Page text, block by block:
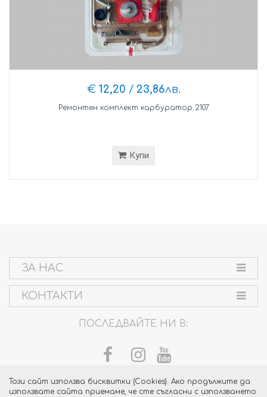
Този сайт използва бисквитки (Cookies). Ако продължите да
използвате сайта приемаме, че сте съгласни с използването
€ 12,20 / 23,86лв.
Ремонтен комплект карбуратор 2107
Купи
ЗА НАС
КОНТАКТИ
ПОСЛЕДВАЙТЕ НИ В: